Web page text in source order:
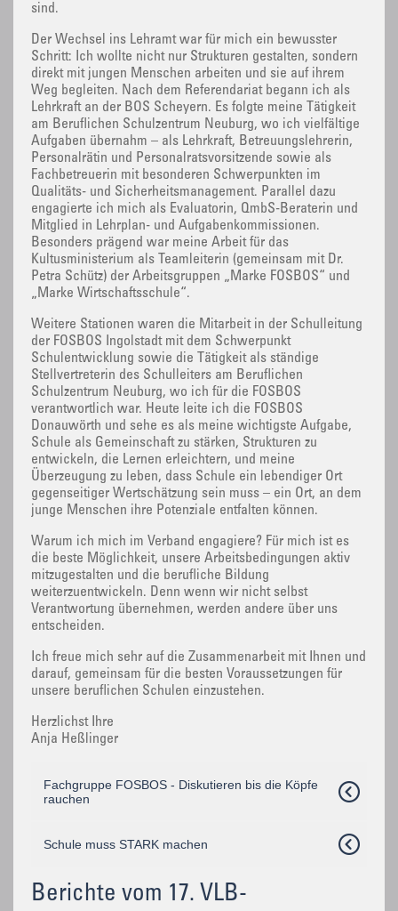
sind.
Der Wechsel ins Lehramt war für mich ein bewusster
Schritt: Ich wollte nicht nur Strukturen gestalten, sondern
direkt mit jungen Menschen arbeiten und sie auf ihrem
Weg begleiten. Nach dem Referendariat begann ich als
Lehrkraft an der BOS Scheyern. Es folgte meine Tätigkeit
am Beruflichen Schulzentrum Neuburg, wo ich vielfältige
Aufgaben übernahm – als Lehrkraft, Betreuungslehrerin,
Personalrätin und Personalratsvorsitzende sowie als
Fachbetreuerin mit besonderen Schwerpunkten im
Qualitäts- und Sicherheitsmanagement. Parallel dazu
engagierte ich mich als Evaluatorin, QmbS-Beraterin und
Mitglied in Lehrplan- und Aufgabenkommissionen.
Besonders prägend war meine Arbeit für das
Kultusministerium als Teamleiterin (gemeinsam mit Dr.
Petra Schütz) der Arbeitsgruppen „Marke FOSBOS“ und
„Marke Wirtschaftsschule“.
Weitere Stationen waren die Mitarbeit in der Schulleitung
der FOSBOS Ingolstadt mit dem Schwerpunkt
Schulentwicklung sowie die Tätigkeit als ständige
Stellvertreterin des Schulleiters am Beruflichen
Schulzentrum Neuburg, wo ich für die FOSBOS
verantwortlich war. Heute leite ich die FOSBOS
Donauwörth und sehe es als meine wichtigste Aufgabe,
Schule als Gemeinschaft zu stärken, Strukturen zu
entwickeln, die Lernen erleichtern, und meine
Überzeugung zu leben, dass Schule ein lebendiger Ort
gegenseitiger Wertschätzung sein muss – ein Ort, an dem
junge Menschen ihre Potenziale entfalten können.
Warum ich mich im Verband engagiere? Für mich ist es
die beste Möglichkeit, unsere Arbeitsbedingungen aktiv
mitzugestalten und die berufliche Bildung
weiterzuentwickeln. Denn wenn wir nicht selbst
Verantwortung übernehmen, werden andere über uns
entscheiden.
Ich freue mich sehr auf die Zusammenarbeit mit Ihnen und
darauf, gemeinsam für die besten Voraussetzungen für
unsere beruflichen Schulen einzustehen.
Herzlichst Ihre
Anja Heßlinger
Fachgruppe FOSBOS - Diskutieren bis die Köpfe
rauchen
Schule muss STARK machen
Berichte vom 17. VLB-